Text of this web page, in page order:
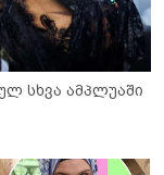
სხვა ამპლუაში